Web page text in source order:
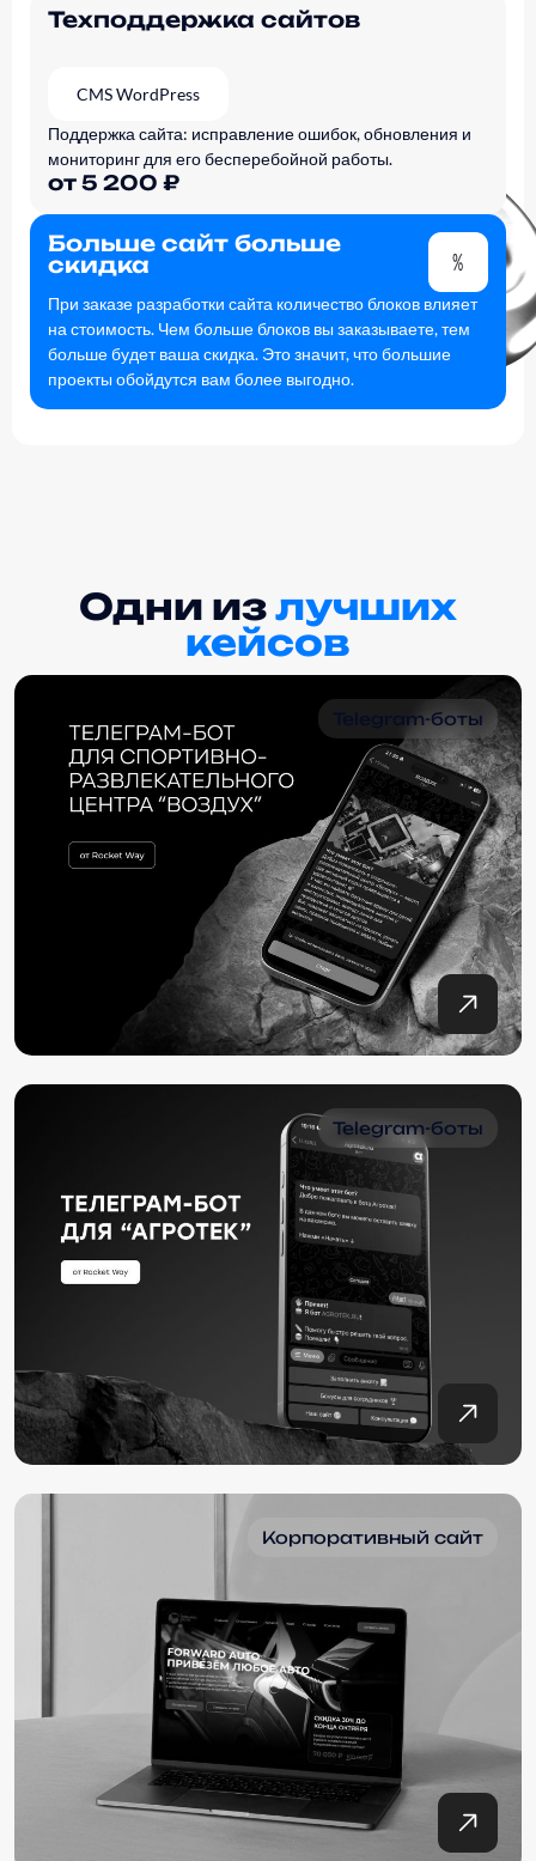
Техподдержка сайтов
CMS WordPress
Поддержка сайта: исправление ошибок, обновления и
мониторинг для его бесперебойной работы.
от 5 200 ₽
Больше сайт больше
скидка
При заказе разработки сайта количество блоков влияет
на стоимость. Чем больше блоков вы заказываете, тем
больше будет ваша скидка. Это значит, что большие
проекты обойдутся вам более выгодно.
Одни излучших
кейсов
Telegram-боты
Telegram-боты
Корпоративный сайт